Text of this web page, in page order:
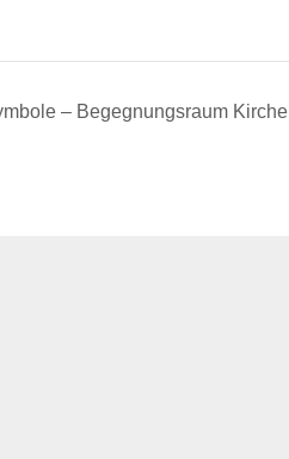
– Begegnungsraum Kirche